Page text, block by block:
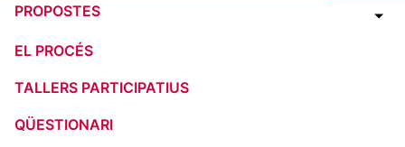
PROPOSTES
EL PROCÉS
TALLERS PARTICIPATIUS
QÜESTIONARI